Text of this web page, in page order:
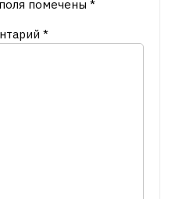
помечены *
*